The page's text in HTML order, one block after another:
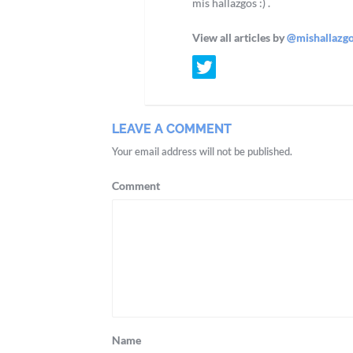
mis hallazgos :) .
View all articles by
LEAVE A COMMENT
Your email address will not be published.
Comment
Name